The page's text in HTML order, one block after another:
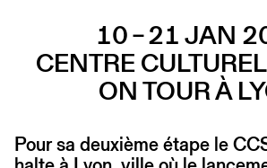
10 – 21 JAN
CENTRE
ON TOUR À
Pour sa deuxième étape le